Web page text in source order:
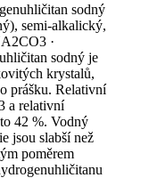
sodný
semi-alkalický,
·
sodný je
krystalů,
prášku. Relativní
a relativní
42 %. Vodný
jsou slabší než
poměrem